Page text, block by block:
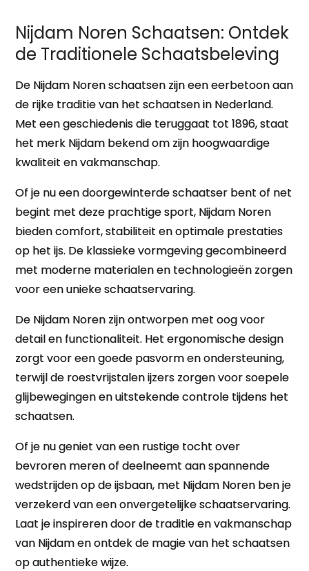
Nijdam Noren Schaatsen: Ontdek
de Traditionele Schaatsbeleving
De Nijdam Noren schaatsen zijn een eerbetoon aan
de rijke traditie van het schaatsen in Nederland.
Met een geschiedenis die teruggaat tot 1896, staat
het merk Nijdam bekend om zijn hoogwaardige
kwaliteit en vakmanschap.
Of je nu een doorgewinterde schaatser bent of net
begint met deze prachtige sport, Nijdam Noren
bieden comfort, stabiliteit en optimale prestaties
op het ijs. De klassieke vormgeving gecombineerd
met moderne materialen en technologieën zorgen
voor een unieke schaatservaring.
De Nijdam Noren zijn ontworpen met oog voor
detail en functionaliteit. Het ergonomische design
zorgt voor een goede pasvorm en ondersteuning,
terwijl de roestvrijstalen ijzers zorgen voor soepele
glijbewegingen en uitstekende controle tijdens het
schaatsen.
Of je nu geniet van een rustige tocht over
bevroren meren of deelneemt aan spannende
wedstrijden op de ijsbaan, met Nijdam Noren ben je
verzekerd van een onvergetelijke schaatservaring.
Laat je inspireren door de traditie en vakmanschap
van Nijdam en ontdek de magie van het schaatsen
op authentieke wijze.